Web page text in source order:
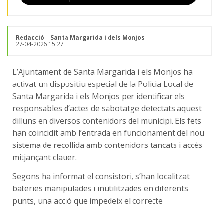
Redacció | Santa Margarida i dels Monjos
27-04-2026 15:27
L’Ajuntament de Santa Margarida i els Monjos ha
activat un dispositiu especial de la Policia Local de
Santa Margarida i els Monjos per identificar els
responsables d’actes de sabotatge detectats aquest
dilluns en diversos contenidors del municipi. Els fets
han coincidit amb l’entrada en funcionament del nou
sistema de recollida amb contenidors tancats i accés
mitjançant clauer.
Segons ha informat el consistori, s’han localitzat
bateries manipulades i inutilitzades en diferents
punts, una acció que impedeix el correcte